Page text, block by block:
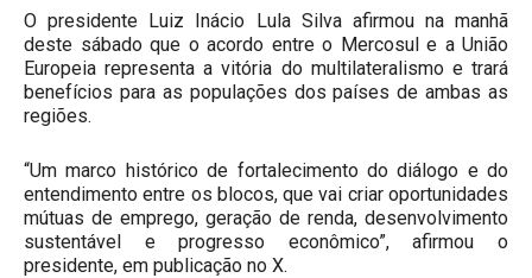
O presidente Luiz Inácio Lula Silva afirmou na manhã
deste sábado que o acordo entre o Mercosul e a União
Europeia representa a vitória do multilateralismo e trará
benefícios para as populações dos países de ambas as
regiões.
“Um marco histórico de fortalecimento do diálogo e do
entendimento entre os blocos, que vai criar oportunidades
mútuas de emprego, geração de renda, desenvolvimento
sustentável e progresso econômico”, afirmou o
presidente, em publicação no X.